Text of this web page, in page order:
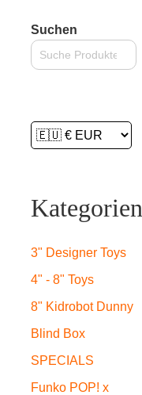
Suchen
Kategorien
3" Designer Toys
4" - 8" Toys
8" Kidrobot Dunny
Blind Box
SPECIALS
Funko POP! x